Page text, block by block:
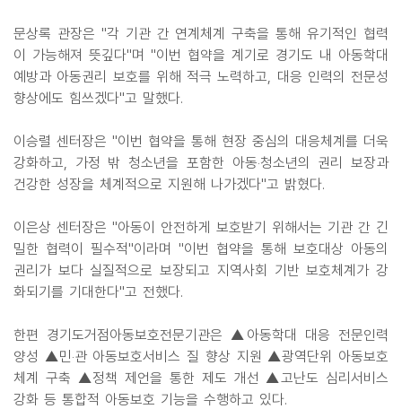
문상록 관장은 "각 기관 간 연계체계 구축을 통해 유기적인 협력
이 가능해져 뜻깊다"며 "이번 협약을 계기로 경기도 내 아동학대
예방과 아동권리 보호를 위해 적극 노력하고, 대응 인력의 전문성
향상에도 힘쓰겠다"고 말했다.
이승렬 센터장은 "이번 협약을 통해 현장 중심의 대응체계를 더욱
강화하고, 가정 밖 청소년을 포함한 아동‧청소년의 권리 보장과
건강한 성장을 체계적으로 지원해 나가겠다"고 밝혔다.
이은상 센터장은 "아동이 안전하게 보호받기 위해서는 기관 간 긴
밀한 협력이 필수적"이라며 "이번 협약을 통해 보호대상 아동의
권리가 보다 실질적으로 보장되고 지역사회 기반 보호체계가 강
화되기를 기대한다"고 전했다.
한편 경기도거점아동보호전문기관은 ▲아동학대 대응 전문인력
양성 ▲민‧관 아동보호서비스 질 향상 지원 ▲광역단위 아동보호
체계 구축 ▲정책 제언을 통한 제도 개선 ▲고난도 심리서비스
강화 등 통합적 아동보호 기능을 수행하고 있다.